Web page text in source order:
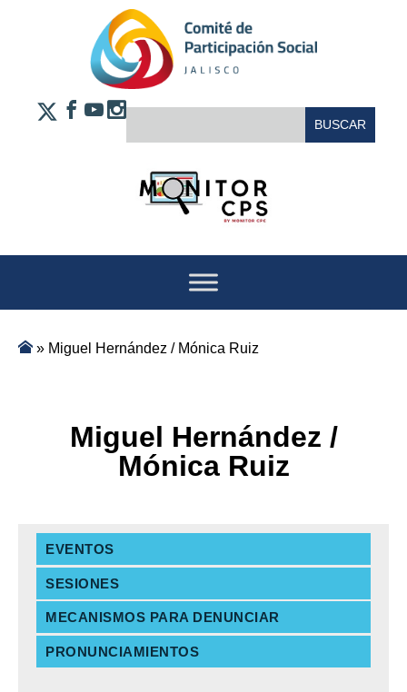
» Miguel Hernández / Mónica Ruiz
Miguel Hernández /
Mónica Ruiz
EVENTOS
SESIONES
MECANISMOS PARA DENUNCIAR
PRONUNCIAMIENTOS